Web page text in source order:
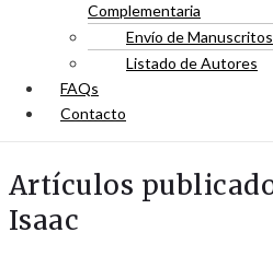
Complementaria
Envío de Manuscritos
Listado de Autores
FAQs
Contacto
Artículos
Isaac